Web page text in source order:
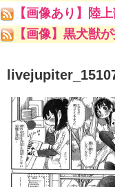
やｗｗｗｗｗ
【画像あり】陸
ｗ【画像】黒犬獣